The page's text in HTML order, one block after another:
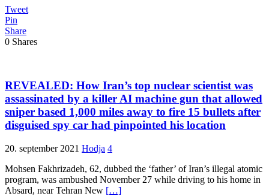
Tweet
Pin
Share
0 Shares
REVEALED: How Iran’s top nuclear scientist was
assassinated by a killer AI machine gun that allowed
sniper based 1,000 miles away to fire 15 bullets after
disguised spy car had pinpointed his location
20. september 2021 Hodja 4
Mohsen Fakhrizadeh, 62, dubbed the ‘father’ of Iran’s illegal atomic
program, was ambushed November 27 while driving to his home in
Absard, near Tehran New […]